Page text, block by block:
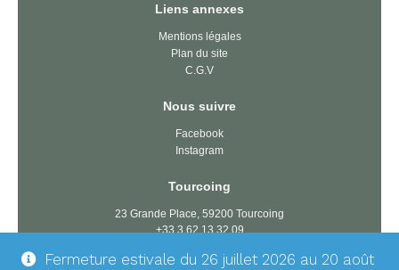
Fermeture estivale du 26 juillet 2026 au 20 août
Liens annexes
Mentions légales
Plan du site
C.G.V
Nous suivre
Facebook
Instagram
Tourcoing
23 Grande Place, 59200 Tourcoing
+33 3 62 13 32 09